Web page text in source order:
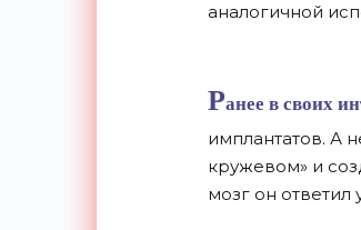
аналогичной
Ранее в своих
имплантатов. А
кружевом» и
мозг он ответил